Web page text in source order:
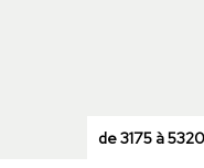
de 3175 à